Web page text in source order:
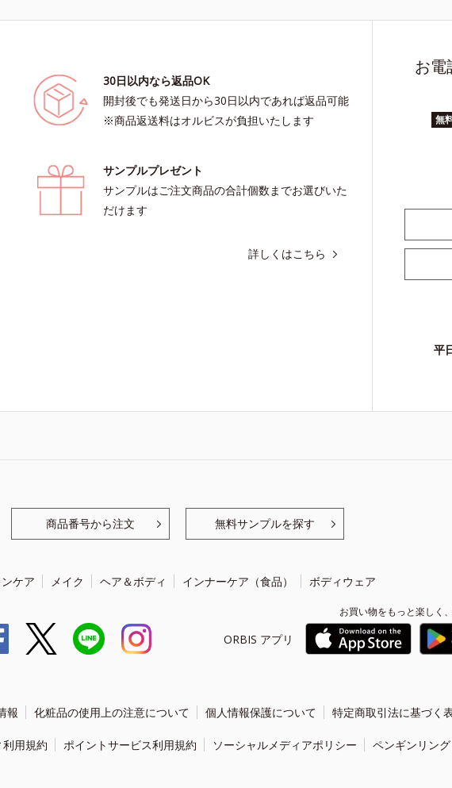
30日以内なら返品OK
開封後でも発送日から30日以内であれば返品可能
※商品返送料はオルビスが負担いたします
サンプルプレゼント
サンプルはご注文商品の合計個数までお選びいた
だけます
詳しくはこちら
お電
無
平
商品番号から注文 無料サンプルを探す
ケア メイク ヘア＆ボディ インナーケア（食品） ボディウェア
ORBIS アプリ
お買い物をもっと楽しく
報 化粧品の使用上の注意について 個人情報保護について 特定商取引法に基づく
用規約 ポイントサービス利用規約 ソーシャルメディアポリシー ペンギンリン